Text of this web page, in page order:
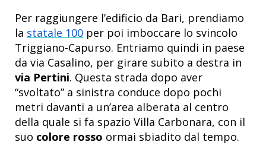
Per raggiungere l’edificio da Bari, prendiamo
la statale 100 per poi imboccare lo svincolo
Triggiano-Capurso. Entriamo quindi in paese
da via Casalino, per girare subito a destra in
via Pertini. Questa strada dopo aver
“svoltato” a sinistra conduce dopo pochi
metri davanti a un’area alberata al centro
della quale si fa spazio Villa Carbonara, con il
suo colore rosso ormai sbiadito dal tempo.